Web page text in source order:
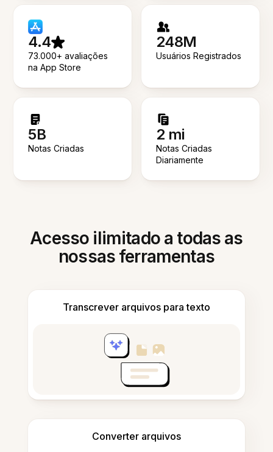
4.4
73.000+ avaliações
na App Store
248M
Usuários Registrados
5B
Notas Criadas
2 mi
Notas Criadas
Diariamente
Acesso ilimitado a todas as
nossas ferramentas
Transcrever arquivos para texto
Converter arquivos